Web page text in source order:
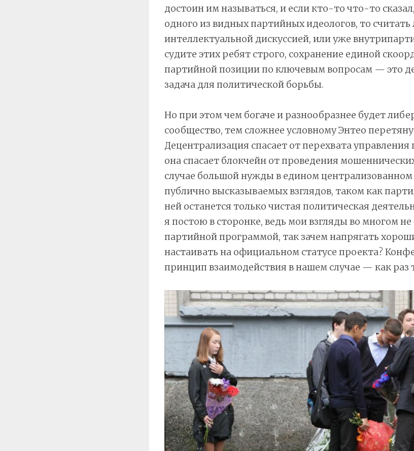
достоин им называться, и если кто-то что-то
одного из видных партийных идеологов, то считать
интеллектуальной дискуссией, или уже
судите этих ребят строго, сохранение единой
партийной позиции по ключевым вопросам — это
задача для политической борьбы.
Но при этом чем богаче и разнообразнее будет
сообщество, тем сложнее условному Энтео
Децентрализация спасает от перехвата
она спасает блокчейн от проведения
случае большой нужды в едином
публично высказываемых взглядов, таком как
ней останется только чистая политическая
я постою в сторонке, ведь мои взгляды во многом
партийной программой, так зачем напрягать
настаивать на официальном статусе проекта?
принцип взаимодействия в нашем случае — как раз